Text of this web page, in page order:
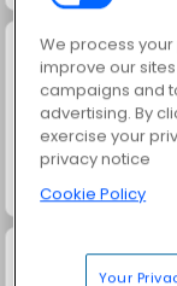
Super Heels
We process
improve our
campaigns and
advertising. By
exercise your
privacy notice
Cookie Policy
Your